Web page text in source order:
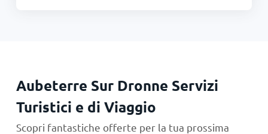
Aubeterre Sur Dronne Servizi
Turistici e di Viaggio
Scopri fantastiche offerte per la tua prossima